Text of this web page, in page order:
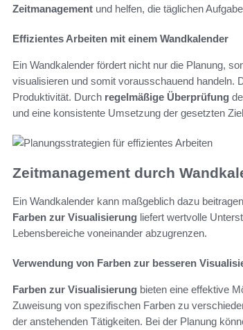
Zeitmanagement und helfen, die täglichen
Effizientes Arbeiten mit einem Wandkalender
Ein Wandkalender fördert nicht nur die Planung,
visualisieren und somit vorausschauend handeln.
Produktivität. Durch regelmäßige Überprüfung
und eine konsistente Umsetzung der gesetzten
Zeitmanagement durch
Ein Wandkalender kann maßgeblich dazu
Farben zur Visualisierung liefert wertvolle
Lebensbereiche voneinander abzugrenzen.
Verwendung von Farben zur besseren
Farben zur Visualisierung bieten eine effektive
Zuweisung von spezifischen Farben zu
der anstehenden Tätigkeiten. Bei der Planung